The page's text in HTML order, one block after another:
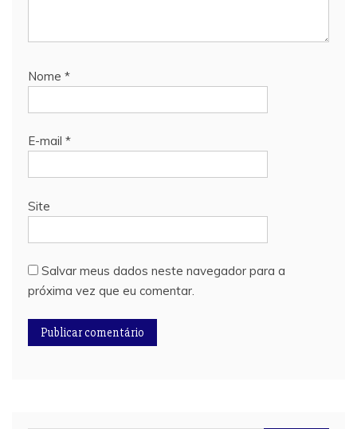
Nome *
E-mail *
Site
Salvar meus dados neste navegador para a
próxima vez que eu comentar.